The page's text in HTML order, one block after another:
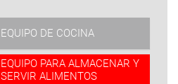
EQUIPO DE COCINA
EQUIPO PARA ALMACENAR Y
SERVIR ALIMENTOS